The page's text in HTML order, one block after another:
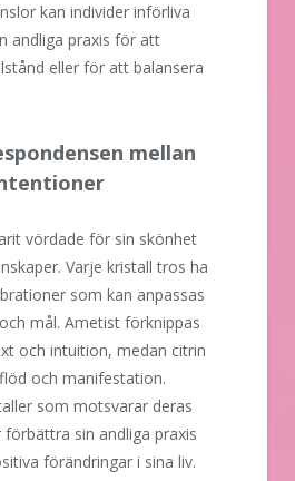
kan individer införliva
andliga praxis för att
eller för att balansera
mellan
vördade för sin skönhet
Varje kristall tros ha
som kan anpassas
mål. Ametist förknippas
och intuition, medan citrin
och manifestation.
som motsvarar deras
förbättra sin andliga praxis
förändringar i sina liv.